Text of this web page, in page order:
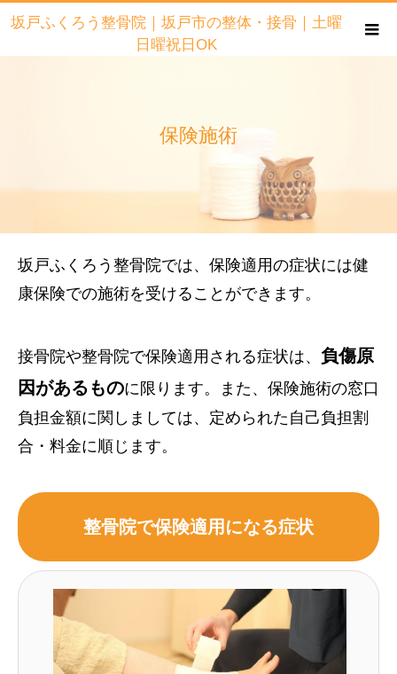
坂戸ふくろう整骨院｜坂戸市の整体・接骨｜土曜
日曜祝日OK
保険施術
坂戸ふくろう整骨院では、保険適用の症状には健
康保険での施術を受けることができます。
接骨院や整骨院で保険適用される症状は、 負傷原
因があるものに限ります。また、保険施術の窓口
負担金額に関しましては、定められた自己負担割
合・料金に順じます。
整骨院で保険適用になる症状